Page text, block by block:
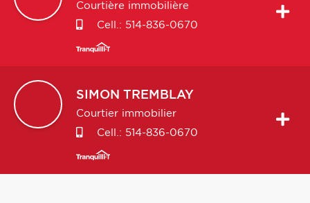
Courtière immobilière
Cell.: 514-836-0670
SIMON TREMBLAY
Courtier immobilier
Cell.: 514-836-0670